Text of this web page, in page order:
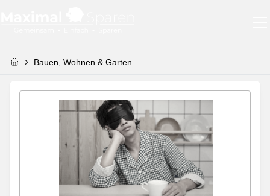
Bauen, Wohnen & Garten